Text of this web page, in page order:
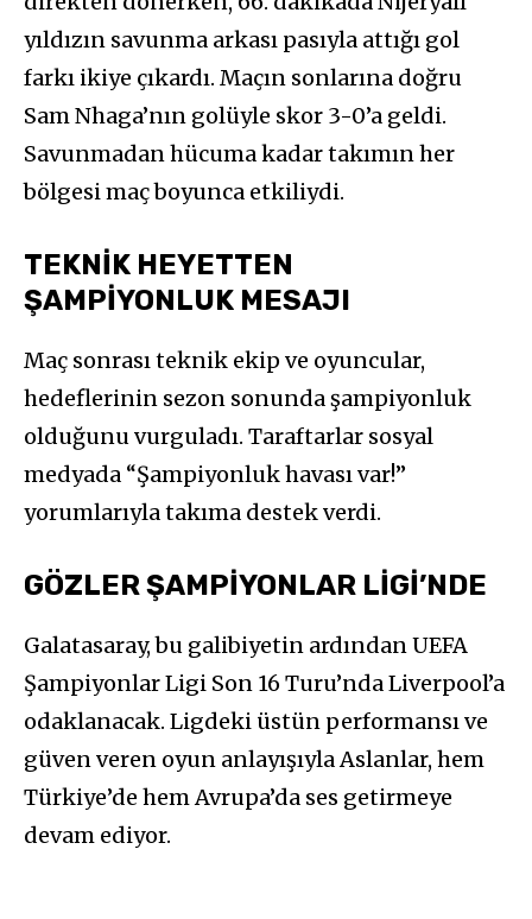
yıldızın savunma arkası pasıyla attığı gol
farkı ikiye çıkardı. Maçın sonlarına doğru
Sam Nhaga’nın golüyle skor 3-0’a geldi.
Savunmadan hücuma kadar takımın her
bölgesi maç boyunca etkiliydi.
TEKNİK HEYETTEN
ŞAMPİYONLUK MESAJI
Maç sonrası teknik ekip ve oyuncular,
hedeflerinin sezon sonunda şampiyonluk
olduğunu vurguladı. Taraftarlar sosyal
medyada “Şampiyonluk havası var!”
yorumlarıyla takıma destek verdi.
GÖZLER ŞAMPİYONLAR LİGİ’NDE
Galatasaray, bu galibiyetin ardından UEFA
Şampiyonlar Ligi Son 16 Turu’nda Liverpool’a
odaklanacak. Ligdeki üstün performansı ve
güven veren oyun anlayışıyla Aslanlar, hem
Türkiye’de hem Avrupa’da ses getirmeye
devam ediyor.